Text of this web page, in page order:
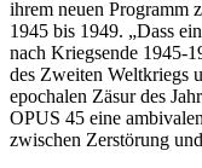
ihrem neuen Programm
1945 bis 1949. „Dass
nach Kriegsende 1945-
des Zweiten Weltkriegs
epochalen Zäsur des
OPUS 45 eine
zwischen Zerstörung